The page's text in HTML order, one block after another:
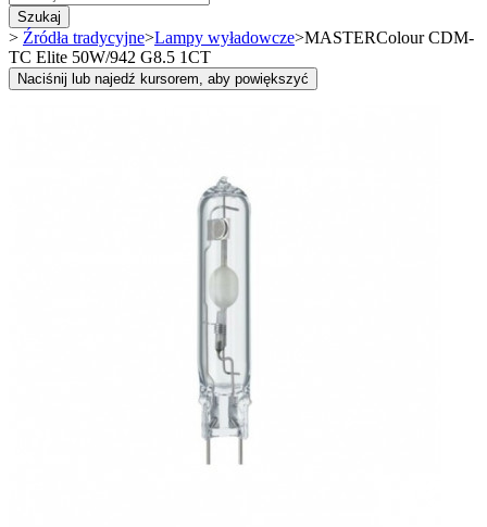
Szukaj
> Źródła tradycyjne>Lampy wyładowcze>MASTERColour CDM-
TC Elite 50W/942 G8.5 1CT
Naciśnij lub najedź kursorem, aby powiększyć